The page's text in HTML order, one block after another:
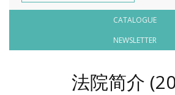
CATALOGUE
NEWSLETTER
法院简介